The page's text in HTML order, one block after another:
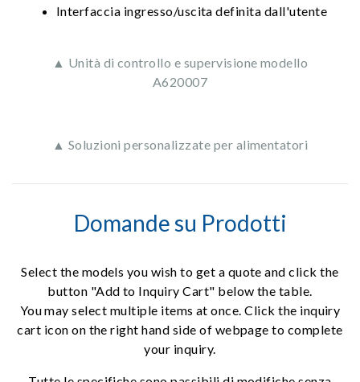
Interfaccia ingresso/uscita definita dall'utente
▲ Unità di controllo e supervisione modello
A620007
▲ Soluzioni personalizzate per alimentatori
Domande su Prodotti
Select the models you wish to get a quote and click the
button "Add to Inquiry Cart" below the table.
You may select multiple items at once. Click the inquiry
cart icon on the right hand side of webpage to complete
your inquiry.